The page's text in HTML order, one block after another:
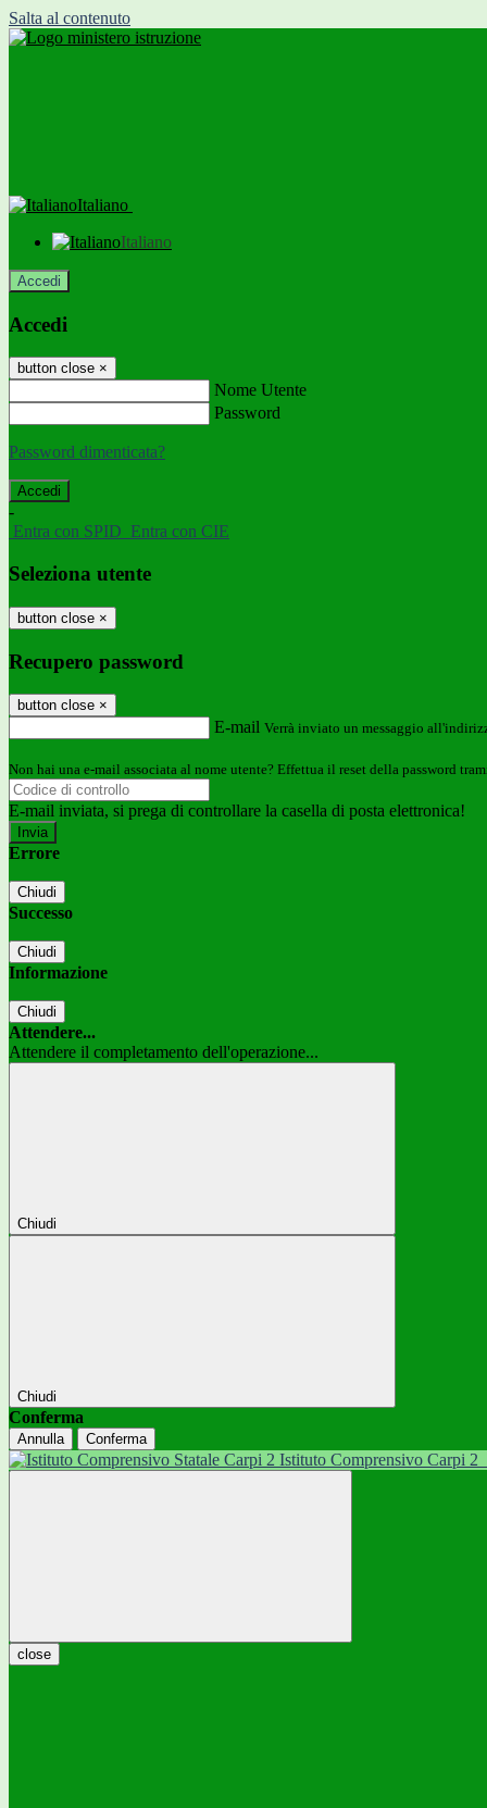
Salta al contenuto
Italiano
Italiano
Accedi
Accedi
button close ×
Nome Utente
Password
Password dimenticata?
-
Entra con SPID Entra con CIE
Seleziona utente
button close ×
Recupero password
button close ×
E-mail Verrà inviato un messaggio
Non hai una e-mail associata al nome utente? Effettua il reset della password
E-mail inviata, si prega di controllare la casella di posta elettronica!
Errore
Chiudi
Successo
Chiudi
Informazione
Chiudi
Attendere...
Attendere il completamento dell'operazione...
Chiudi
Chiudi
Conferma
Annulla Conferma
Istituto Comprensivo Carpi 2
close